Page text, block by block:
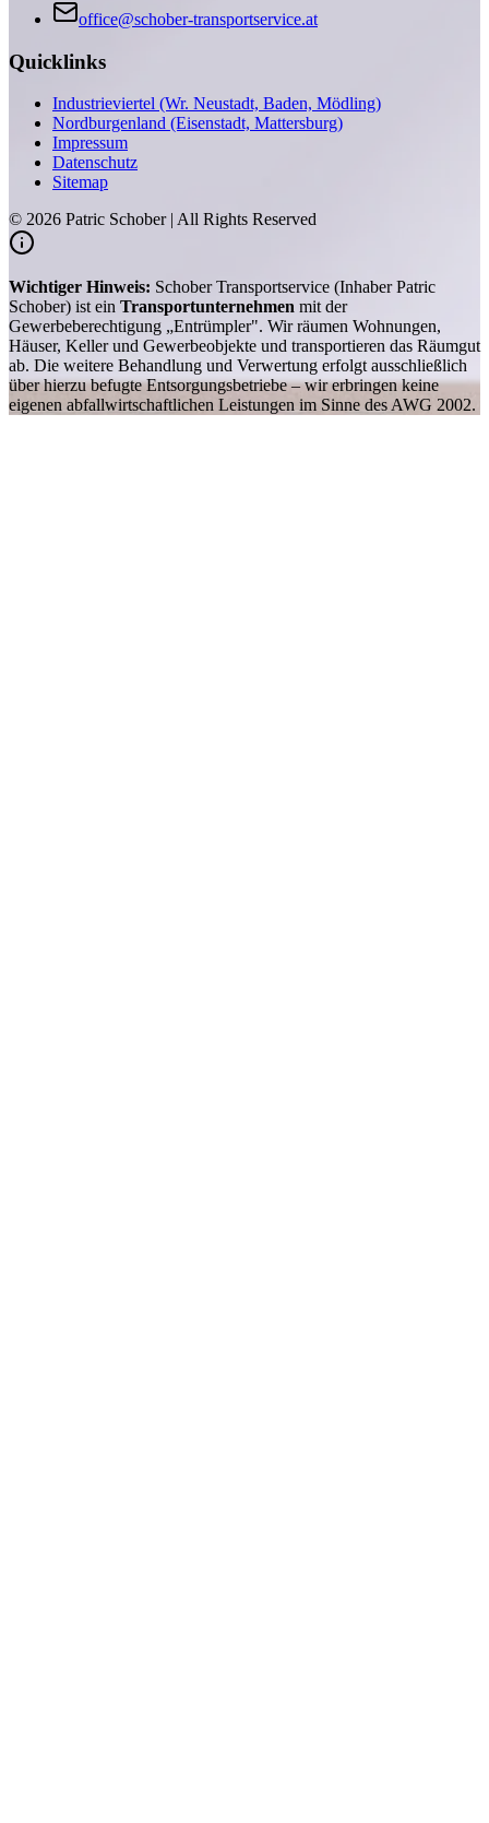
office@schober-transportservice.at
Quicklinks
Industrieviertel (Wr. Neustadt, Baden, Mödling)
Nordburgenland (Eisenstadt, Mattersburg)
Impressum
Datenschutz
Sitemap
© 2026 Patric Schober | All Rights Reserved
Wichtiger Hinweis: Schober Transportservice (Inhaber Patric
Schober) ist ein Transportunternehmen mit der
Gewerbeberechtigung „Entrümpler". Wir räumen Wohnungen,
Häuser, Keller und Gewerbeobjekte und transportieren das Räumgut
ab. Die weitere Behandlung und Verwertung erfolgt ausschließlich
über hierzu befugte Entsorgungsbetriebe – wir erbringen keine
eigenen abfallwirtschaftlichen Leistungen im Sinne des AWG 2002.